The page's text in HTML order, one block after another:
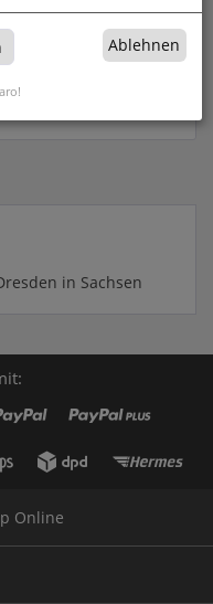
in Sachsen
Online
Ablehnen